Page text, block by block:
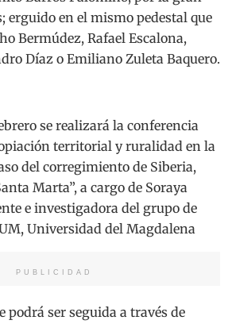
erguido en el mismo pedestal que
Bermúdez, Rafael Escalona,
Díaz o Emiliano Zuleta Baquero.
se realizará la conferencia
territorial y ruralidad en la
del corregimiento de Siberia,
Marta”, a cargo de Soraya
e investigadora del grupo de
Universidad del Magdalena
PUBLICIDAD
podrá ser seguida a través de